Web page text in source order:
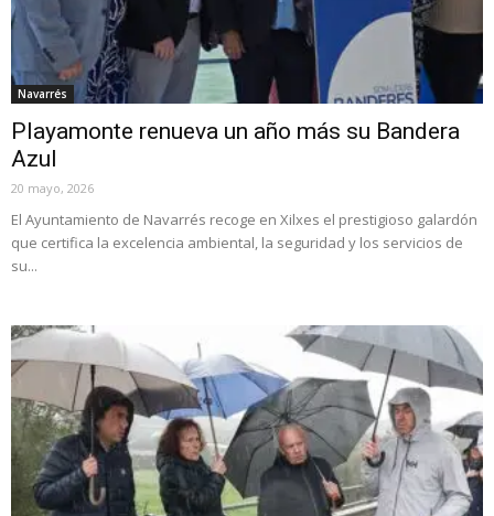
Navarrés
Playamonte renueva un año más su Bandera
Azul
20 mayo, 2026
El Ayuntamiento de Navarrés recoge en Xilxes el prestigioso galardón
que certifica la excelencia ambiental, la seguridad y los servicios de
su...